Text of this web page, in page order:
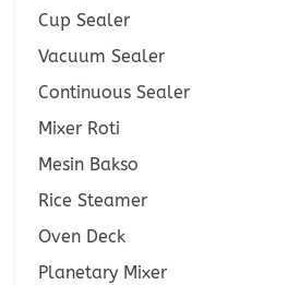
Cup Sealer
Vacuum Sealer
Continuous Sealer
Mixer Roti
Mesin Bakso
Rice Steamer
Oven Deck
Planetary Mixer